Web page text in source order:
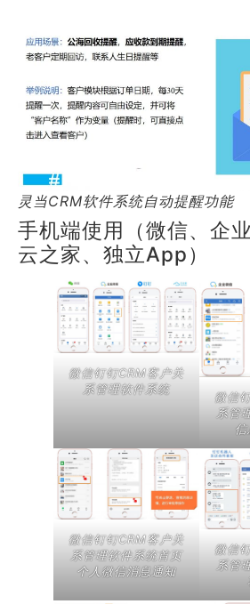
灵当CRM软件系统自动提醒功能
手机端使用（微信、企
云之家、独立App）
微信钉钉CRM客户关
系管理软件系统
微信
系管
微信钉钉CRM客户关
系管理软件系统首页
个人微信消息通知
微信
系管